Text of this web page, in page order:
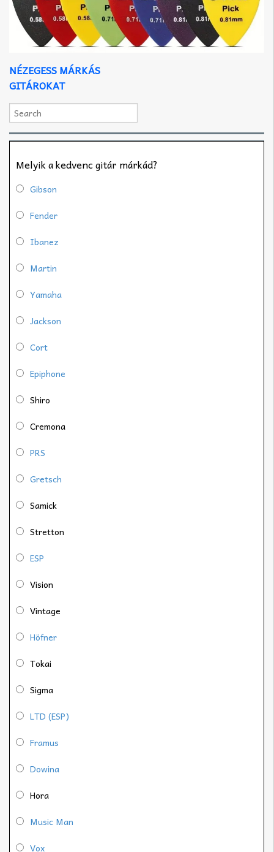
NÉZEGESS MÁRKÁS
GITÁROKAT
Melyik a kedvenc gitár márkád?
Gibson
Fender
Ibanez
Martin
Yamaha
Jackson
Cort
Epiphone
Shiro
Cremona
PRS
Gretsch
Samick
Stretton
ESP
Vision
Vintage
Höfner
Tokai
Sigma
LTD (ESP)
Framus
Dowina
Hora
Music Man
Vox